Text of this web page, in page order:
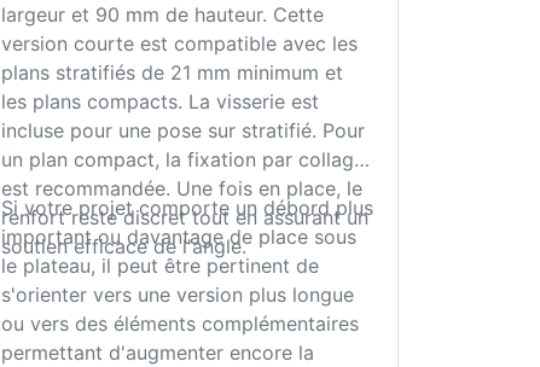
largeur et 90 mm de hauteur. Cette
version courte est compatible avec les
plans stratifiés de 21 mm minimum et
les plans compacts. La visserie est
incluse pour une pose sur stratifié. Pour
un plan compact, la fixation par collage
est recommandée. Une fois en place, le
renfort reste discret tout en assurant un
soutien efficace de l'angle.
Si votre projet comporte un débord plus
important ou davantage de place sous
le plateau, il peut être pertinent de
s'orienter vers une version plus longue
ou vers des éléments complémentaires
permettant d'augmenter encore la